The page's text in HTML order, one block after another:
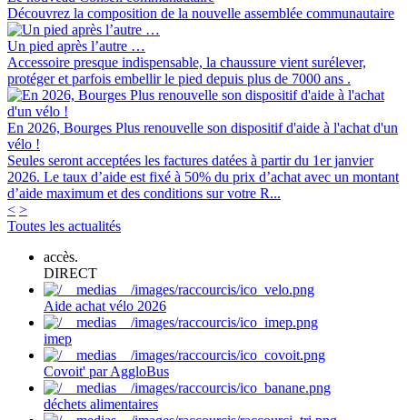
Découvrez la composition de la nouvelle assemblée communautaire
Un pied après l’autre …
Accessoire presque indispensable, la chaussure vient surélever,
protéger et parfois embellir le pied depuis plus de 7000 ans .
En 2026, Bourges Plus renouvelle son dispositif d'aide à l'achat d'un
vélo !
Seules seront acceptées les factures datées à partir du 1er janvier
2026. Le taux d’aide est fixé à 50% du prix d’achat avec un montant
d’aide maximum et des conditions sur votre R...
< >
Toutes les actualités
accès.
DIRECT
Aide achat vélo 2026
imep
Covoit' par AggloBus
déchets alimentaires